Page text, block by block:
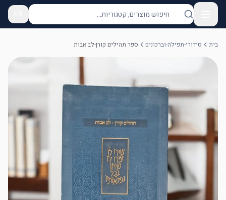
בית סידורי-תפילה-וברכונים ספר תהילים קורן-לב אבות